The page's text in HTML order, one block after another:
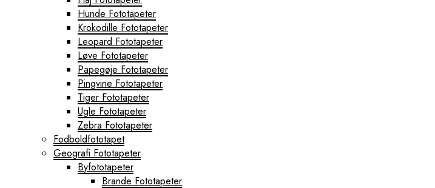
Hunde Fototapeter
Krokodille Fototapeter
Leopard Fototapeter
Løve Fototapeter
Papegøje Fototapeter
Pingvine Fototapeter
Tiger Fototapeter
Ugle Fototapeter
Zebra Fototapeter
Fodboldfototapet
Geografi Fototapeter
Byfototapeter
Brande Fototapeter